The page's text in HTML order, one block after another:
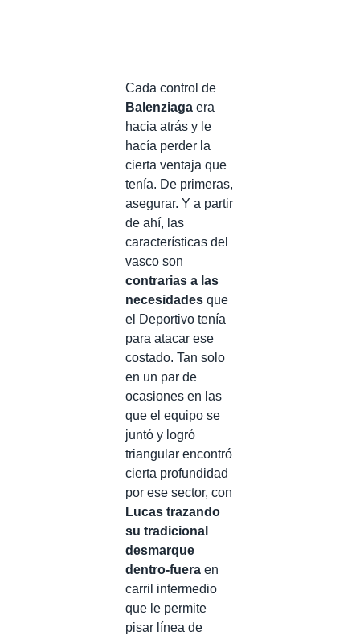
Cada control de
Balenziaga era
hacia atrás y le
hacía perder la
cierta ventaja que
tenía. De primeras,
asegurar. Y a partir
de ahí, las
características del
vasco son
contrarias a las
necesidades que
el Deportivo tenía
para atacar ese
costado. Tan solo
en un par de
ocasiones en las
que el equipo se
juntó y logró
triangular encontró
cierta profundidad
por ese sector, con
Lucas trazando
su tradicional
desmarque
dentro-fuera en
carril intermedio
que le permite
pisar línea de